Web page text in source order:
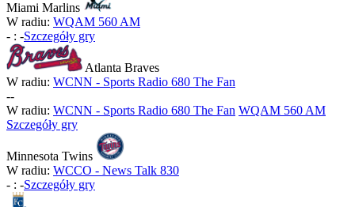
Miami Marlins
W radiu: WQAM 560 AM
- : -Szczegóły gry
Atlanta Braves
W radiu: WCNN - Sports Radio 680 The Fan
--
W radiu: WCNN - Sports Radio 680 The Fan WQAM 560 AM
Szczegóły gry
Minnesota Twins
W radiu: WCCO - News Talk 830
- : -Szczegóły gry